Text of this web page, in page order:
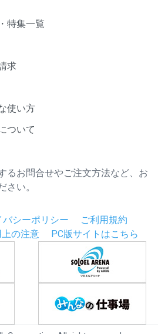
特集一覧
求
使い方
ついて
るお問合せやご注文方法など、お
さい。
バシーポリシー
ご利用規約
の注意 PC版サイトはこちら